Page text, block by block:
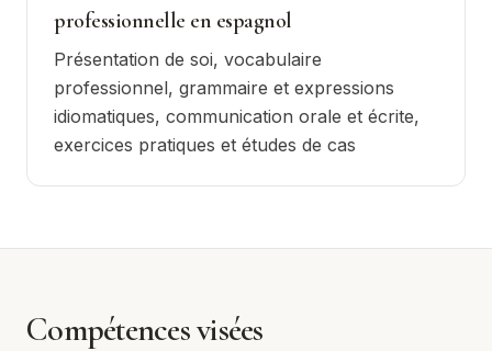
professionnelle en espagnol
Présentation de soi, vocabulaire
professionnel, grammaire et expressions
idiomatiques, communication orale et écrite,
exercices pratiques et études de cas
Compétences visées